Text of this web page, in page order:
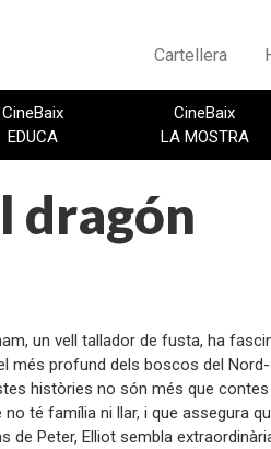
Cartellera
CineBaix
EDUCA
CineBaix
LA MOSTRA
dragón
un vell tallador de fusta, ha
més profund dels boscos del
històries no són més que contes
té família ni llar, i que assegura
de Peter, Elliot sembla